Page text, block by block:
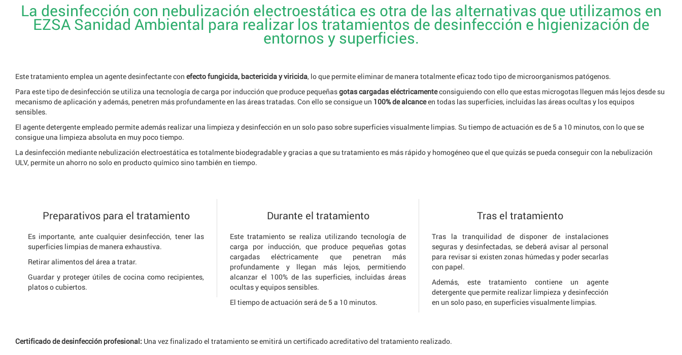
La desinfección con nebulización electroestática es otra de las alternativas que utilizamos en
EZSA Sanidad Ambiental para realizar los tratamientos de desinfección e higienización de
entornos y superficies.
Este tratamiento emplea un agente desinfectante con efecto fungicida, bactericida y viricida, lo que permite eliminar de manera totalmente eficaz todo tipo de microorganismos patógenos.
Para este tipo de desinfección se utiliza una tecnología de carga por inducción que produce pequeñasgotas cargadas eléctricamenteconsiguiendo con ello que estas microgotas lleguen más lejos desde su
mecanismo de aplicación y además, penetren más profundamente en las áreas tratadas. Con ello se consigue un 100% de alcanceen todas las superficies, incluidas las áreas ocultas y los equipos
sensibles.
El agente detergente empleado permite además realizar una limpieza y desinfección en un solo paso sobre superficies visualmente limpias. Su tiempo de actuación es de 5 a 10 minutos, con lo que se
consigue una limpieza absoluta en muy poco tiempo.
La desinfección mediante nebulización electroestática es totalmente biodegradable y gracias a que su tratamiento es más rápido y homogéneo que el que quizás se pueda conseguir con la nebulización
ULV, permite un ahorro no solo en producto químico sino también en tiempo.
Preparativos para el tratamiento
Es importante, ante cualquier desinfección, tener las
superficies limpias de manera exhaustiva.
Retirar alimentos del área a tratar.
Guardar y proteger útiles de cocina como recipientes,
platos o cubiertos.
Durante el tratamiento
Este tratamiento se realiza utilizando tecnología de
carga por inducción, que produce pequeñas gotas
cargadas eléctricamente que penetran más
profundamente y llegan más lejos, permitiendo
alcanzar el 100% de las superficies, incluidas áreas
ocultas y equipos sensibles.
El tiempo de actuación será de 5 a 10 minutos.
Tras el tratamiento
Tras la tranquilidad de disponer de instalaciones
seguras y desinfectadas, se deberá avisar al personal
para revisar si existen zonas húmedas y poder secarlas
con papel.
Además, este tratamiento contiene un agente
detergente que permite realizar limpieza y desinfección
en un solo paso, en superficies visualmente limpias.
Certificado de desinfección profesional: Una vez finalizado el tratamiento se emitirá un certificado acreditativo del tratamiento realizado.